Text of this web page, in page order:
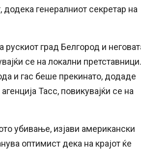
генералниот секретар на
рускиот град Белгород и
се на локални претставници.
и гас беше прекинато, додаде
Тасс, повикувајќи се на
убивање, изјави американски
оптимист дека на крајот ќе